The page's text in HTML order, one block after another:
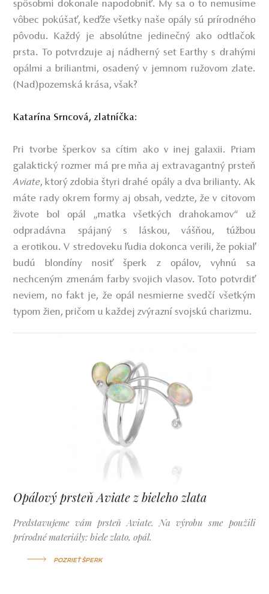
spôsobmi dokonale napodobniť. My sa o to nemusíme
vôbec pokúšať, keďže všetky naše opály sú prírodného
pôvodu. Každý je absolútne jedinečný ako odtlačok
prsta. To potvrdzuje aj nádherný set Earthy s drahými
opálmi a briliantmi, osadený v jemnom ružovom zlate.
(Nad)pozemská krása, však?
Katarína Srncová, zlatníčka:
Pri tvorbe šperkov sa cítim ako v inej galaxii. Priam
galaktický rozmer má pre mňa aj extravagantný prsteň
Aviate, ktorý zdobia štyri drahé opály a dva brilianty. Ak
máte rady okrem formy aj obsah, vedzte, že v citovom
živote bol opál „matka všetkých drahokamov“ už
odpradávna spájaný s láskou, vášňou, túžbou
a erotikou. V stredoveku ľudia dokonca verili, že pokiaľ
budú blondíny nosiť šperk z opálov, vyhnú sa
nechceným zmenám farby svojich vlasov. Toto potvrdiť
neviem, no fakt je, že opál nesmierne svedčí všetkým
typom žien, pričom u každej zvýrazní svojskú charizmu.
Opálový prsteň Aviate z bieleho zlata
Predstavujeme vám prsteň Aviate. Na výrobu sme použili
prírodné materiály: biele zlato, opál.
POZRIEŤ ŠPERK